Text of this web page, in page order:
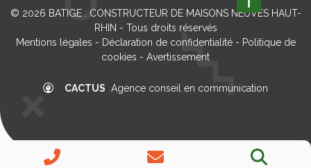
© 2026 BATIGE : CONSTRUCTEUR DE MAISONS NEUVES HAUT-
RHIN - Tous droits réservés
Mentions légales - Déclaration de confidentialité- Politique de
cookies - Avertissement
CACTUS Agence conseil en communication